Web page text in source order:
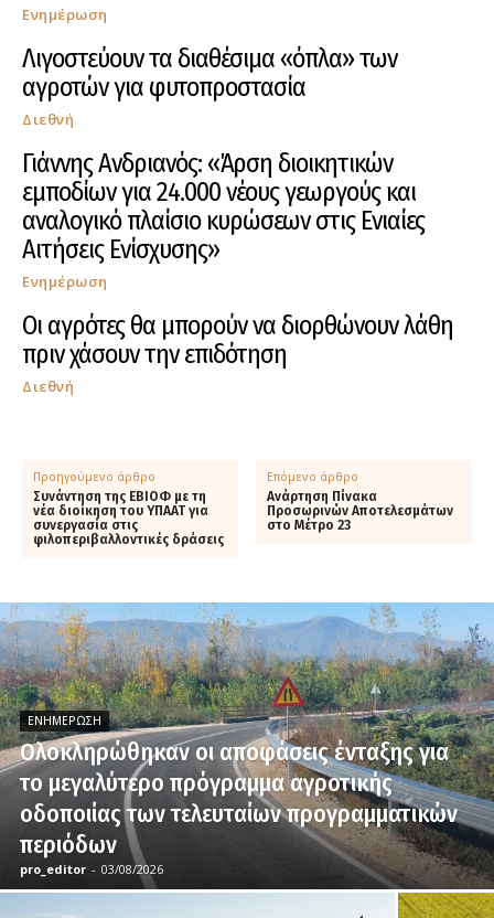
Ενημέρωση
Λιγοστεύουν τα διαθέσιμα «όπλα» των
αγροτών για φυτοπροστασία
Διεθνή
Γιάννης Ανδριανός: «Άρση διοικητικών
εμποδίων για 24.000 νέους γεωργούς και
αναλογικό πλαίσιο κυρώσεων στις Ενιαίες
Αιτήσεις Ενίσχυσης»
Ενημέρωση
Οι αγρότες θα μπορούν να διορθώνουν λάθη
πριν χάσουν την επιδότηση
Διεθνή
Προηγούμενο άρθρο
Συνάντηση της ΕΒΙΟΦ με τη
νέα διοίκηση του ΥΠΑΑΤ για
συνεργασία στις
φιλοπεριβαλλοντικές δράσεις
Επόμενο άρθρο
Ανάρτηση Πίνακα
Προσωρινών Αποτελεσμάτων
στο Μέτρο 23
ΕΝΗΜΈΡΩΣΗ
Ολοκληρώθηκαν οι αποφάσεις ένταξης για
το μεγαλύτερο πρόγραμμα αγροτικής
οδοποιίας των τελευταίων προγραμματικών
περιόδων
pro_editor - 03/08/2026